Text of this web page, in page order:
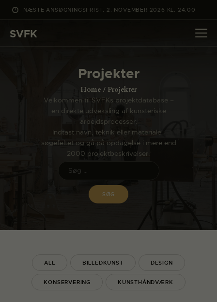
NÆSTE ANSØGNINGSFRIST: 2. NOVEMBER 2026 KL. 24:00
SVFK
Projekter
Home Projekter
Velkommen til SVFKs projektdatabase –
en direkte udveksling af kunsteriske
arbejdsprocesser.
Indtast navn, teknik eller materiale i
søgefeltet og gå på opdagelse i mere end
2000 projektbeskrivelser.
DET SKER
CHANNEL
ANSØG
OM SVFK
ENGLISH
ALL BILLEDKUNST DESIGN
KONSERVERING KUNSTHÅNDVÆRK